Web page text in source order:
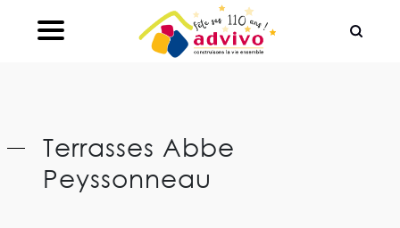
Terrasses Abbe
Peyssonneau